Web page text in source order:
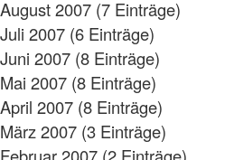
August 2007 (7 Einträge)
Juli 2007 (6 Einträge)
Juni 2007 (8 Einträge)
Mai 2007 (8 Einträge)
April 2007 (8 Einträge)
März 2007 (3 Einträge)
Februar 2007 (2 Einträge)